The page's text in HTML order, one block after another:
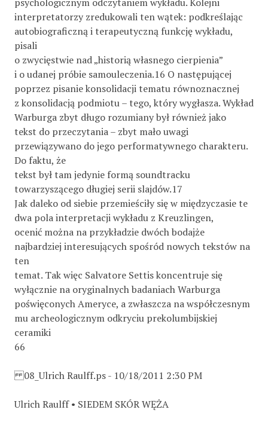
interpretatorzy zredukowali ten wątek: podkreślając
autobiograficzną i terapeutyczną funkcję wykładu,
pisali
o zwycięstwie nad „historią własnego cierpienia”
i o udanej próbie samouleczenia.16 O następującej
poprzez pisanie konsolidacji tematu równoznacznej
z konsolidacją podmiotu – tego, który wygłasza. Wykład
Warburga zbyt długo rozumiany był również jako
tekst do przeczytania – zbyt mało uwagi
przewiązywano do jego performatywnego charakteru.
Do faktu, że
tekst był tam jedynie formą soundtracku
towarzyszącego długiej serii slajdów.17
Jak daleko od siebie przemieściły się w międzyczasie te
dwa pola interpretacji wykładu z Kreuzlingen,
ocenić można na przykładzie dwóch bodajże
najbardziej interesujących spośród nowych tekstów na
ten
temat. Tak więc Salvatore Settis koncentruje się
wyłącznie na oryginalnych badaniach Warburga
poświęconych Ameryce, a zwłaszcza na współczesnym
mu archeologicznym odkryciu prekolumbijskiej
ceramiki
66
08_Ulrich Raulff.ps - 10/18/2011 2:30 PM
Ulrich Raulff • SIEDEM SKÓR WĘŻA